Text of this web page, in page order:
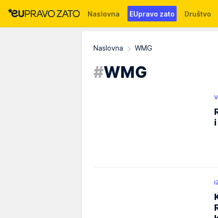
Naslovna EUpravo zato Društvo
Naslovna
WMG
#WMG